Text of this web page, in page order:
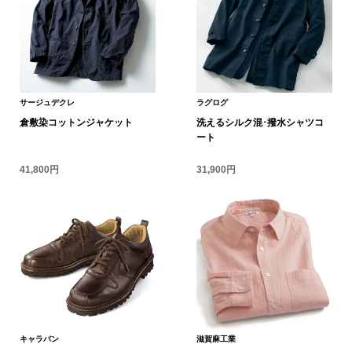
ボトムス
パンツ／スラ
その他
ルーム･アン
サージュデクレ
倉敷染コットンジャケット
41,800円
ラグログ
洗えるシルク混･撥水シャツコ
ート
31,900円
キャラバン 滋賀麻工業